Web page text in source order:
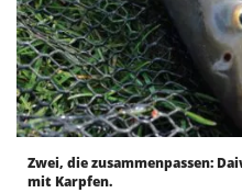
Zwei, die zusammenpassen:
mit Karpfen.